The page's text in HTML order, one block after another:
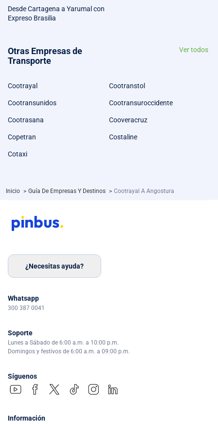
Desde Cartagena a Yarumal con
Expreso Brasilia
Otras Empresas de
Transporte
Ver todos
Cootrayal Cootranstol
Cootransunidos Cootransuroccidente
Cootrasana Cooveracruz
Copetran Costaline
Cotaxi
Inicio > Guía De Empresas Y Destinos > Cootrayal A Angostura
¿Necesitas ayuda?
Whatsapp
300 387 0041
Soporte
Lunes a Sábado de 6:00 a.m. a 10:00 p.m.
Domingos y festivos de 6:00 a.m. a 09:00 p.m.
Síguenos
Información